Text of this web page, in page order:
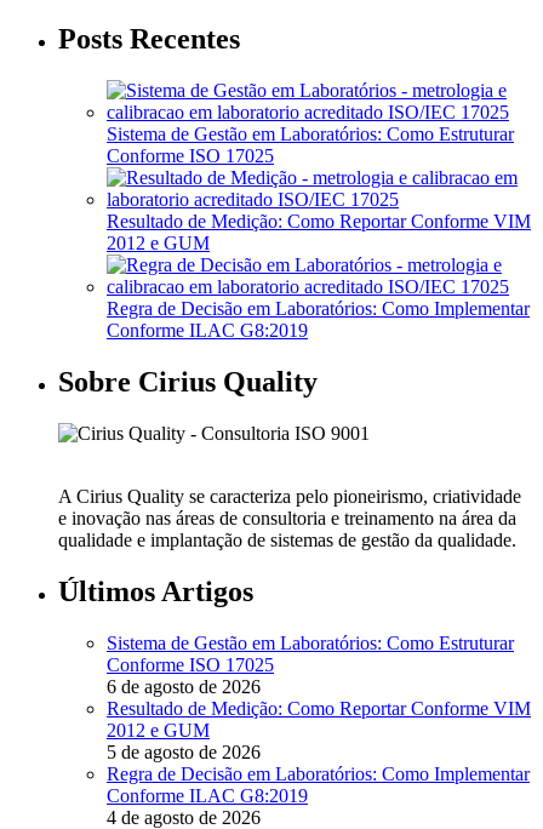
Posts Recentes
Sistema de Gestão em Laboratórios: Como Estruturar
Conforme ISO 17025
Resultado de Medição: Como Reportar Conforme VIM
2012 e GUM
Regra de Decisão em Laboratórios: Como Implementar
Conforme ILAC G8:2019
Sobre Cirius Quality
A Cirius Quality se caracteriza pelo pioneirismo, criatividade
e inovação nas áreas de consultoria e treinamento na área da
qualidade e implantação de sistemas de gestão da qualidade.
Últimos Artigos
Sistema de Gestão em Laboratórios: Como Estruturar
Conforme ISO 17025
6 de agosto de 2026
Resultado de Medição: Como Reportar Conforme VIM
2012 e GUM
5 de agosto de 2026
Regra de Decisão em Laboratórios: Como Implementar
Conforme ILAC G8:2019
4 de agosto de 2026